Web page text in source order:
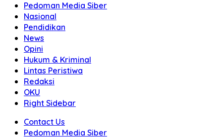
Pedoman Media Siber
Nasional
Pendidikan
News
Opini
Hukum & Kriminal
Lintas Peristiwa
Redaksi
OKU
Right Sidebar
Contact Us
Pedoman Media Siber